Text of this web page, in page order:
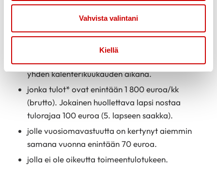
Vahvista valintani
Kiellä
Kenelle lääkeluotto sopii?
Lääkeluotto sopii asiakkaalle
jolla lääkekulujen vuosiomavastuu (633,17 euroa
yhden kalenterikuukauden aikana.
jonka tulot* ovat enintään 1 800 euroa/kk
(brutto). Jokainen huollettava lapsi nostaa
tulorajaa 100 euroa (5. lapseen saakka).
jolle vuosiomavastuutta on kertynyt aiemmin
samana vuonna enintään 70 euroa.
jolla ei ole oikeutta toimeentulotukeen.